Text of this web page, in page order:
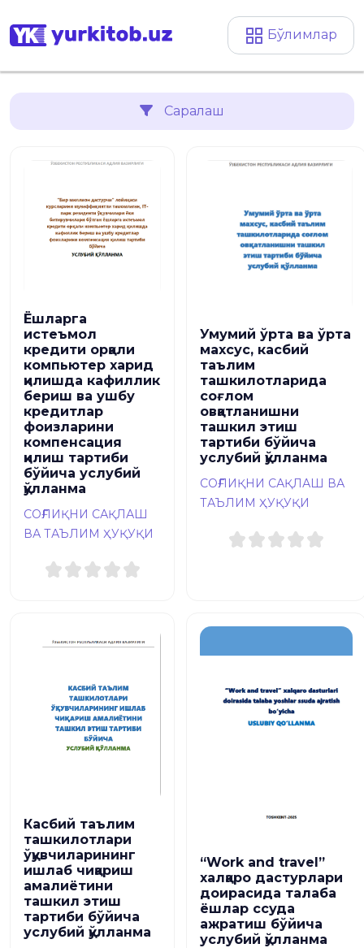
Бўлимлар
Саралаш
Ёшларга
истеъмол
кредити орқали
компьютер харид
қилишда кафиллик
бериш ва ушбу
кредитлар
фоизларини
компенсация
қилиш тартиби
бўйича услубий
қўлланма
СОҒЛИҚНИ САҚЛАШ
ВА ТАЪЛИМ ҲУҚУҚИ
Умумий ўрта ва ўрта
махсус, касбий
таълим
ташкилотларида
соғлом
овқатланишни
ташкил этиш
тартиби бўйича
услубий қўлланма
СОҒЛИҚНИ САҚЛАШ ВА
ТАЪЛИМ ҲУҚУҚИ
Касбий таълим
ташкилотлари
ўқувчиларининг
ишлаб чиқариш
амалиётини
ташкил этиш
тартиби бўйича
услубий қўлланма
“Work and travel”
халқаро дастурлари
доирасида талаба
ёшлар ссуда
ажратиш бўйича
услубий қўлланма